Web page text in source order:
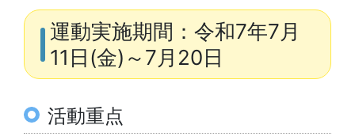
運動実施期間：令和7年7月
11日(金)～7月20日
活動重点